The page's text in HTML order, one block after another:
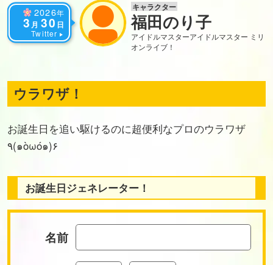
2026年
3 月 30 日
Twitter
キャラクター
福田のり子
アイドルマスターアイドルマスター ミリ
オンライブ！
ウラワザ！
お誕生日を追い駆けるのに超便利なプロのウラワザ
٩(๑òωó๑)۶
お誕生日ジェネレーター！
名前